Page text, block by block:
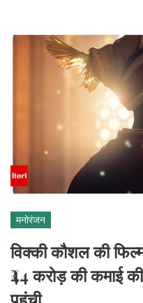
मनोरंजन
विक्की कौशल की
₹44 करोड़ की कमाई